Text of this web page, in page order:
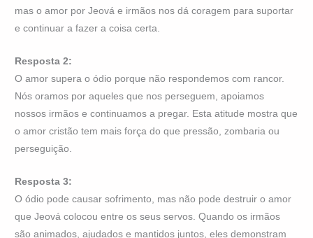
mas o amor por Jeová e irmãos nos dá coragem para suportar
e continuar a fazer a coisa certa.
Resposta 2:
O amor supera o ódio porque não respondemos com rancor.
Nós oramos por aqueles que nos perseguem, apoiamos
nossos irmãos e continuamos a pregar. Esta atitude mostra que
o amor cristão tem mais força do que pressão, zombaria ou
perseguição.
Resposta 3:
O ódio pode causar sofrimento, mas não pode destruir o amor
que Jeová colocou entre os seus servos. Quando os irmãos
são animados, ajudados e mantidos juntos, eles demonstram